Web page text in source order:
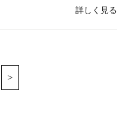
詳しく見る